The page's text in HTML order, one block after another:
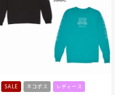
SALE ネコポス レディース